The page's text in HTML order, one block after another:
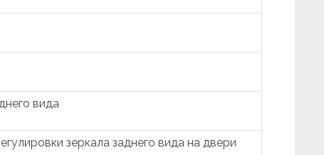
вида
зеркала заднего вида на двери